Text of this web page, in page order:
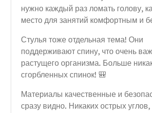
нужно каждый раз ломать голову,
место для занятий комфортным и
Стулья тоже отдельная тема! Они
поддерживают спину, что очень
растущего организма. Больше
сгорбленных спинок! 🎒
Материалы качественные и
сразу видно. Никаких острых углов,